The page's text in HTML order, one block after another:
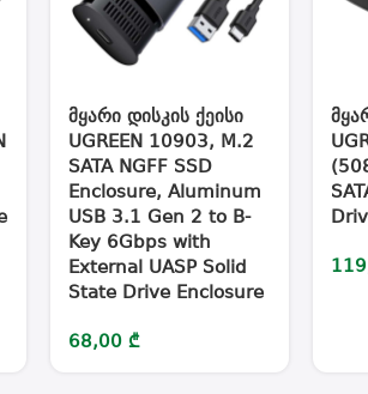
მყარი დისკის ქეისი
UGREEN 10903, M.2
SATA NGFF SSD
Enclosure, Aluminum
USB 3.1 Gen 2 to B-
Key 6Gbps with
External UASP Solid
State Drive Enclosure
68,00 ₾